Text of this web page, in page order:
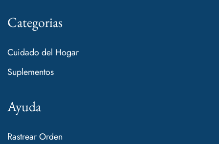
Categorias
Cuidado del Hogar
Suplementos
Ayuda
Rastrear Orden